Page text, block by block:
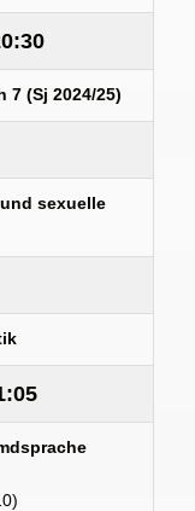
7 (Sj 2024/25)
sexuelle